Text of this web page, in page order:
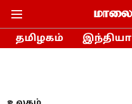
தமிழகம் இந்தியா